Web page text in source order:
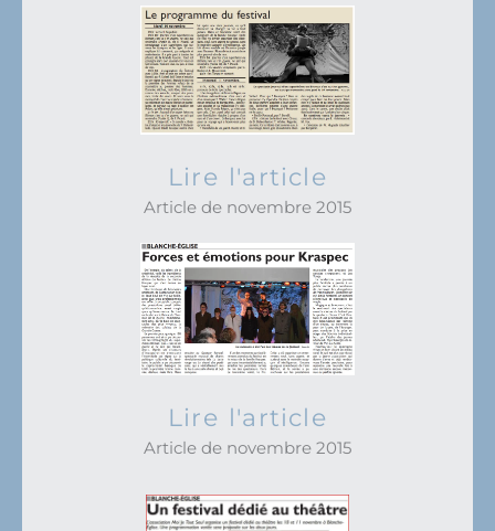
Lire l'article
Article de novembre 2015
Lire l'article
Article de novembre 2015